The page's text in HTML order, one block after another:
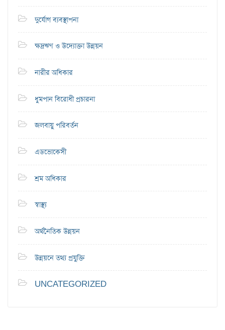
দুর্যোগ ব্যবস্থাপনা
ক্ষদ্রঋণ ও উদ্যোক্তা উন্নয়ন
নারীর অধিকার
ধুমপান বিরোধী প্রচারনা
জলবায়ু পরিবর্তন
এডভোকেসী
শ্রম অধিকার
স্বাস্থ্য
অর্থনৈতিক উন্নয়ন
উন্নয়নে তথ্য প্রযুক্তি
UNCATEGORIZED